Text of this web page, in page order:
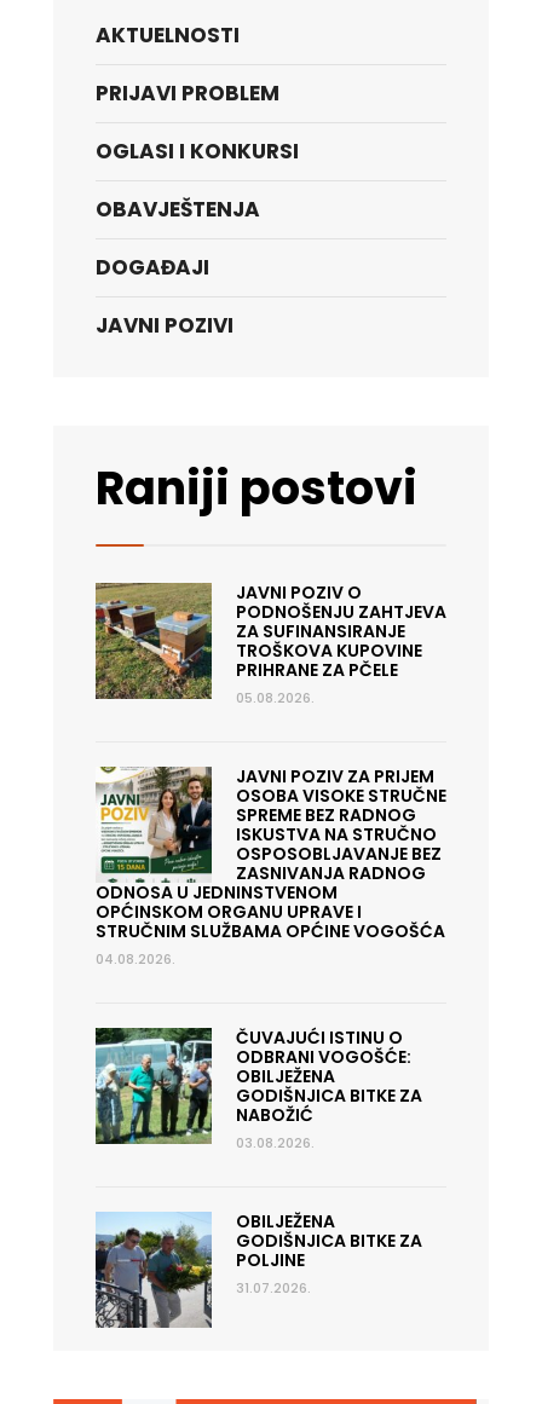
AKTUELNOSTI
PRIJAVI PROBLEM
OGLASI I KONKURSI
OBAVJEŠTENJA
DOGAĐAJI
JAVNI POZIVI
Raniji postovi
JAVNI POZIV O
PODNOŠENJU ZAHTJEVA
ZA SUFINANSIRANJE
TROŠKOVA KUPOVINE
PRIHRANE ZA PČELE
05.08.2026.
JAVNI POZIV ZA PRIJEM
OSOBA VISOKE STRUČNE
SPREME BEZ RADNOG
ISKUSTVA NA STRUČNO
OSPOSOBLJAVANJE BEZ
ZASNIVANJA RADNOG
ODNOSA U JEDNINSTVENOM
OPĆINSKOM ORGANU UPRAVE I
STRUČNIM SLUŽBAMA OPĆINE VOGOŠĆA
04.08.2026.
ČUVAJUĆI ISTINU O
ODBRANI VOGOŠĆE:
OBILJEŽENA
GODIŠNJICA BITKE ZA
NABOŽIĆ
03.08.2026.
OBILJEŽENA
GODIŠNJICA BITKE ZA
POLJINE
31.07.2026.